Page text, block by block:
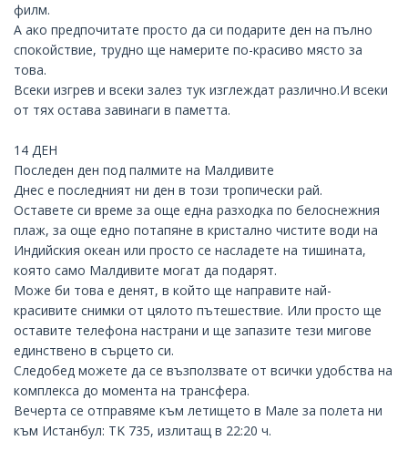
филм.
А ако предпочитате просто да си подарите ден на пълно
спокойствие, трудно ще намерите по-красиво място за
това.
Всеки изгрев и всеки залез тук изглеждат различно.И всеки
от тях остава завинаги в паметта.
14 ДЕН
Последен ден под палмите на Малдивите
Днес е последният ни ден в този тропически рай.
Оставете си време за още една разходка по белоснежния
плаж, за още едно потапяне в кристално чистите води на
Индийския океан или просто се насладете на тишината,
която само Малдивите могат да подарят.
Може би това е денят, в който ще направите най-
красивите снимки от цялото пътешествие. Или просто ще
оставите телефона настрани и ще запазите тези мигове
единствено в сърцето си.
Следобед можете да се възползвате от всички удобства на
комплекса до момента на трансфера.
Вечерта се отправяме към летището в Мале за полета ни
към Истанбул: TK 735, излитащ в 22:20 ч.